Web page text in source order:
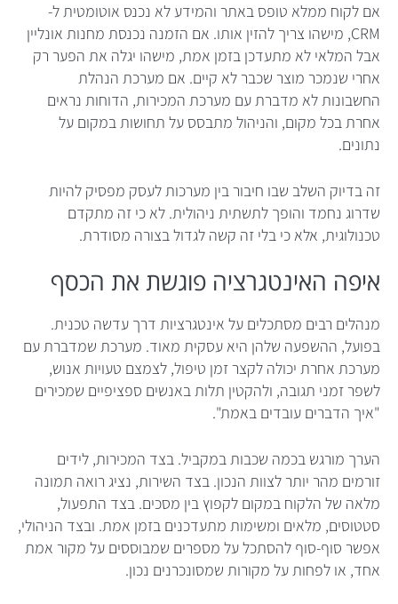
אם לקוח ממלא טופס באתר והמידע לא נכנס אוטומטית ל-
CRM, מישהו צריך להזין אותו. אם הזמנה נכנסת מחנות אונליין
אבל המלאי לא מתעדכן בזמן אמת, מישהו יגלה את הפער רק
אחרי שנמכר מוצר שכבר לא קיים. אם מערכת הנהלת
החשבונות לא מדברת עם מערכת המכירות, הדוחות נראים
אחרת בכל מקום, והניהול מתבסס על תחושות במקום על
נתונים.
זה בדיוק השלב שבו חיבור בין מערכות לעסק מפסיק להיות
שדרוג נחמד והופך לתשתית ניהולית. לא כי זה מתקדם
טכנולוגית, אלא כי בלי זה קשה לגדול בצורה מסודרת.
איפה האינטגרציה פוגשת את הכסף
מנהלים רבים מסתכלים על אינטגרציות דרך עדשה טכנית.
בפועל, ההשפעה שלהן היא עסקית מאוד. מערכת שמדברת עם
מערכת אחרת יכולה לקצר זמן טיפול, לצמצם טעויות אנוש,
לשפר זמני תגובה, ולהקטין תלות באנשים ספציפיים שמכירים
"איך הדברים עובדים באמת".
הערך מורגש בכמה שכבות במקביל. בצד המכירות, לידים
זורמים מהר יותר לצוות הנכון. בצד השירות, נציג רואה תמונה
מלאה של הלקוח במקום לקפוץ בין מסכים. בצד התפעול,
סטטוסים, מלאים ומשימות מתעדכנים בזמן אמת. ובצד הניהולי,
אפשר סוף-סוף להסתכל על מספרים שמבוססים על מקור אמת
אחד, או לפחות על מקורות שמסונכרנים נכון.